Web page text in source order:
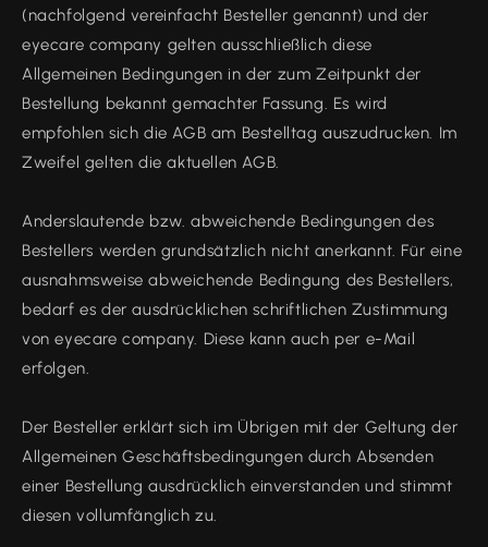
(nachfolgend vereinfacht Besteller genannt) und der
eyecare company gelten ausschließlich diese
Allgemeinen Bedingungen in der zum Zeitpunkt der
Bestellung bekannt gemachter Fassung. Es wird
empfohlen sich die AGB am Bestelltag auszudrucken. Im
Zweifel gelten die aktuellen AGB.
Anderslautende bzw. abweichende Bedingungen des
Bestellers werden grundsätzlich nicht anerkannt. Für eine
ausnahmsweise abweichende Bedingung des Bestellers,
bedarf es der ausdrücklichen schriftlichen Zustimmung
von eyecare company. Diese kann auch per e-Mail
erfolgen.
Der Besteller erklärt sich im Übrigen mit der Geltung der
Allgemeinen Geschäftsbedingungen durch Absenden
einer Bestellung ausdrücklich einverstanden und stimmt
diesen vollumfänglich zu.